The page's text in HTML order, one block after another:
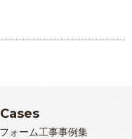
ォーム工事事例集